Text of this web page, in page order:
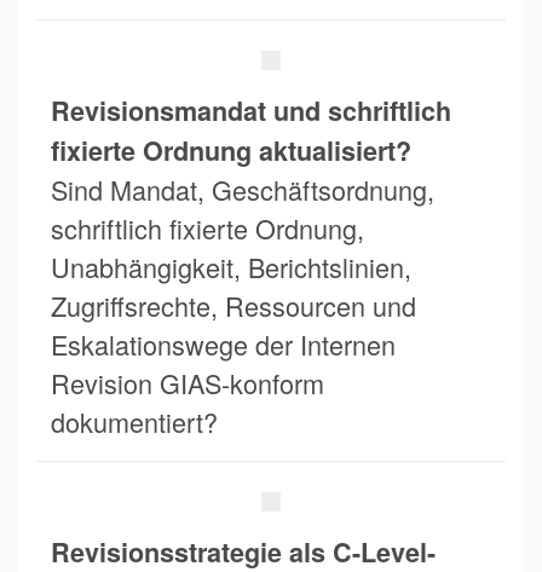
Revisionsmandat und schriftlich
fixierte Ordnung aktualisiert?
Sind Mandat, Geschäftsordnung,
schriftlich fixierte Ordnung,
Unabhängigkeit, Berichtslinien,
Zugriffsrechte, Ressourcen und
Eskalationswege der Internen
Revision GIAS-konform
dokumentiert?
Revisionsstrategie als C-Level-